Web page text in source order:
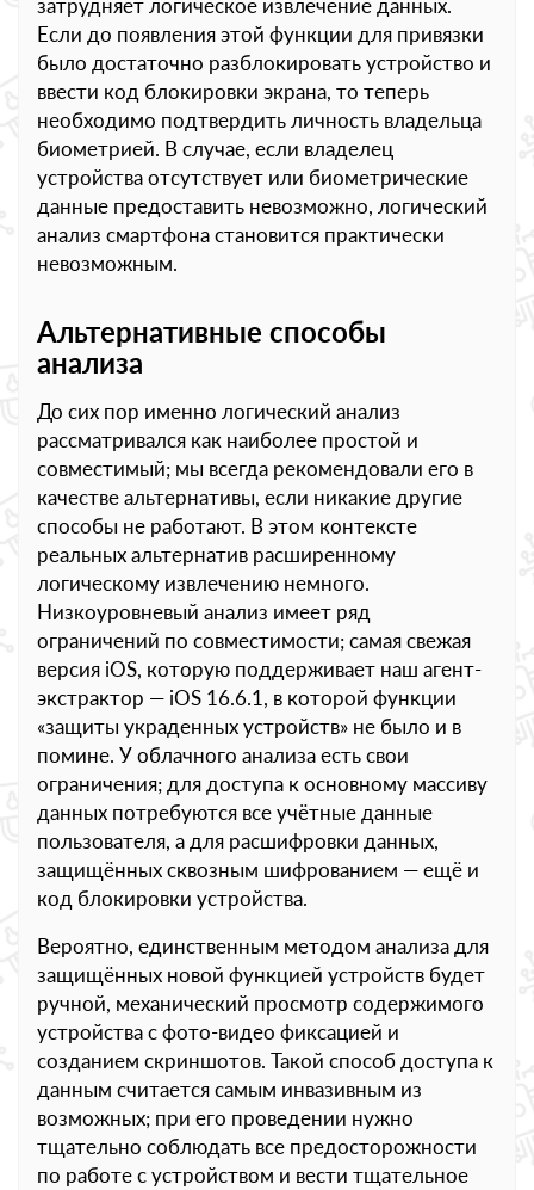
затрудняет логическое извлечение данных.
Если до появления этой функции для привязки
было достаточно разблокировать устройство и
ввести код блокировки экрана, то теперь
необходимо подтвердить личность владельца
биометрией. В случае, если владелец
устройства отсутствует или биометрические
данные предоставить невозможно, логический
анализ смартфона становится практически
невозможным.
Альтернативные способы
анализа
До сих пор именно логический анализ
рассматривался как наиболее простой и
совместимый; мы всегда рекомендовали его в
качестве альтернативы, если никакие другие
способы не работают. В этом контексте
реальных альтернатив расширенному
логическому извлечению немного.
Низкоуровневый анализ имеет ряд
ограничений по совместимости; самая свежая
версия iOS, которую поддерживает наш агент-
экстрактор — iOS 16.6.1, в которой функции
«защиты украденных устройств» не было и в
помине. У облачного анализа есть свои
ограничения; для доступа к основному массиву
данных потребуются все учётные данные
пользователя, а для расшифровки данных,
защищённых сквозным шифрованием — ещё и
код блокировки устройства.
Вероятно, единственным методом анализа для
защищённых новой функцией устройств будет
ручной, механический просмотр содержимого
устройства с фото-видео фиксацией и
созданием скриншотов. Такой способ доступа к
данным считается самым инвазивным из
возможных; при его проведении нужно
тщательно соблюдать все предосторожности
по работе с устройством и вести тщательное